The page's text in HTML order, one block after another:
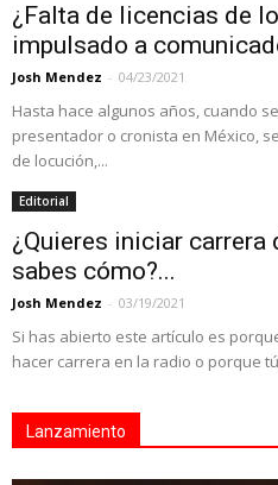
¿Falta de licencias de
impulsado a
Josh Mendez - 04/23/2021
Hasta hace algunos años, cuando
presentador o cronista en México,
de locución,...
Editorial
¿Quieres iniciar carrera
sabes cómo?...
Josh Mendez - 03/19/2021
Si has abierto este artículo es
hacer carrera en la radio o porque
Lanzamiento